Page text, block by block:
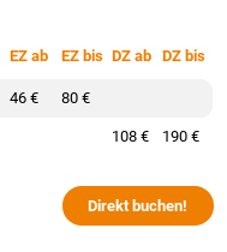
EZ ab EZ bis DZ ab DZ bis
46 € 80 €
108 € 190 €
Direkt buchen!